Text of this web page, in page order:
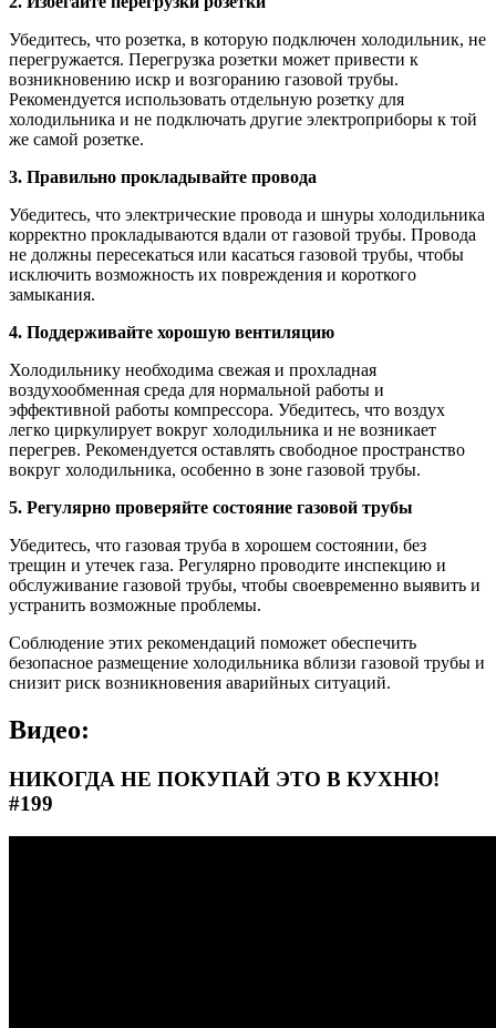
Убедитесь, что розетка, в которую подключен холодильник, не
перегружается. Перегрузка розетки может привести к
возникновению искр и возгоранию газовой трубы.
Рекомендуется использовать отдельную розетку для
холодильника и не подключать другие электроприборы к той
же самой розетке.
3. Правильно прокладывайте провода
Убедитесь, что электрические провода и шнуры холодильника
корректно прокладываются вдали от газовой трубы. Провода
не должны пересекаться или касаться газовой трубы, чтобы
исключить возможность их повреждения и короткого
замыкания.
4. Поддерживайте хорошую вентиляцию
Холодильнику необходима свежая и прохладная
воздухообменная среда для нормальной работы и
эффективной работы компрессора. Убедитесь, что воздух
легко циркулирует вокруг холодильника и не возникает
перегрев. Рекомендуется оставлять свободное пространство
вокруг холодильника, особенно в зоне газовой трубы.
5. Регулярно проверяйте состояние газовой трубы
Убедитесь, что газовая труба в хорошем состоянии, без
трещин и утечек газа. Регулярно проводите инспекцию и
обслуживание газовой трубы, чтобы своевременно выявить и
устранить возможные проблемы.
Соблюдение этих рекомендаций поможет обеспечить
безопасное размещение холодильника вблизи газовой трубы и
снизит риск возникновения аварийных ситуаций.
Видео:
НИКОГДА НЕ ПОКУПАЙ ЭТО В КУХНЮ!
#199